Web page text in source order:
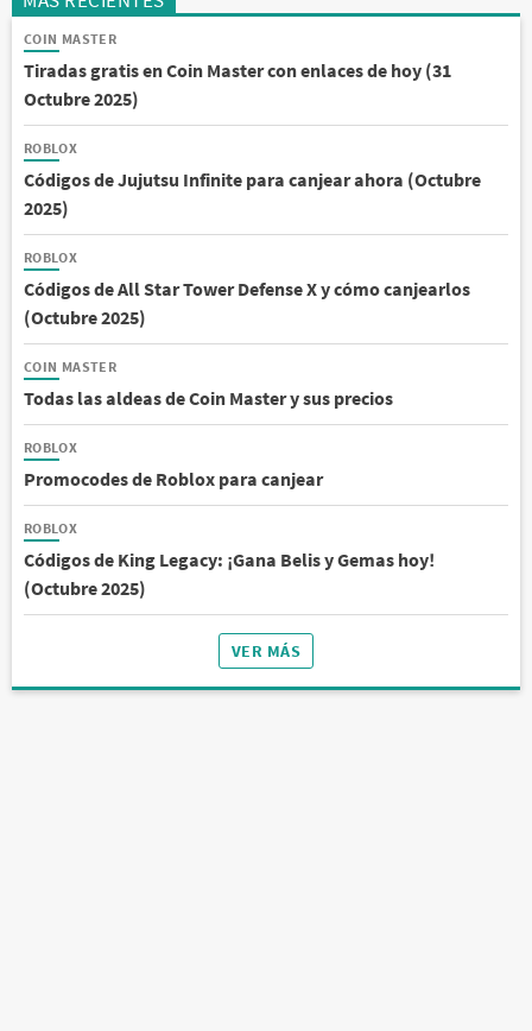
COIN MASTER
Tiradas gratis en Coin Master con enlaces de hoy (31
Octubre 2025)
ROBLOX
Códigos de Jujutsu Infinite para canjear ahora (Octubre
2025)
ROBLOX
Códigos de All Star Tower Defense X y cómo canjearlos
(Octubre 2025)
COIN MASTER
Todas las aldeas de Coin Master y sus precios
ROBLOX
Promocodes de Roblox para canjear
ROBLOX
Códigos de King Legacy: ¡Gana Belis y Gemas hoy!
(Octubre 2025)
VER MÁS